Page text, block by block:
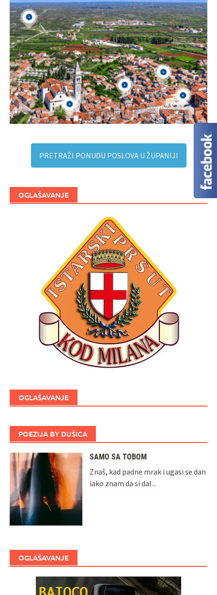
PRETRAŽI PONUDU POSLOVA U ŽUPANIJI
OGLAŠAVANJE
OGLAŠAVANJE
POEZIJA BY DUŠICA
SAMO SA TOBOM
Znaš, kad padne mrak i ugasi se dan
iako znam da si dal...
OGLAŠAVANJE